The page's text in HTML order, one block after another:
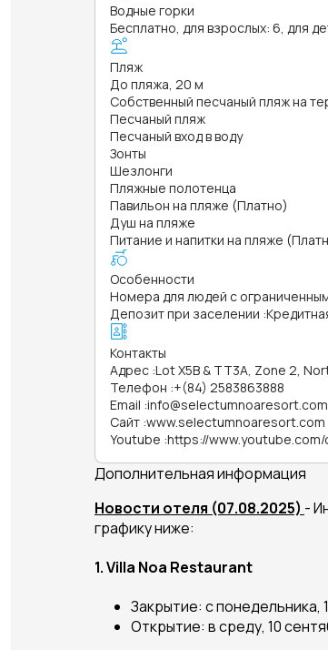
Водные горки
Бесплатно, для взрослых: 6, для
Пляж
До пляжа, 20 м
Собственный песчаный пляж на
Песчаный пляж
Песчаный вход в воду
Зонты
Шезлонги
Пляжные полотенца
Павильон на пляже (Платно)
Душ на пляже
Питание и напитки на пляже
Особенности
Номера для людей с
Депозит при заселении :
Контакты
Адрес :Lot X5B & TT3A, Zone 2,
Телефон :+(84) 2583863888
Email :info@selectumnoaresort.com
Сайт :www.selectumnoaresort.com
Youtube :https://www.youtube.com/
Дополнительная информация
Новости отеля (07.08.2025) -
графику ниже:
1.Villa Noa Restaurant
Закрытие: с понедельника,
Открытие: в среду, 10